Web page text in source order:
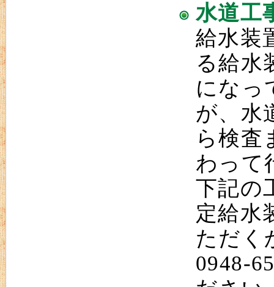
水道工
給水装
る給水
になっ
が、水
ら検査
わって
下記の
定給水
ただく
0948-